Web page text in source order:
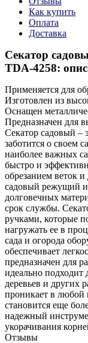
Как купить
Оплата
Доставка
Секатор
TDA-4258:
Применяется для
Изготовлен из
Оснащен
Предназначен для
Секатор садовый –
заботится о своем
наиболее важных
быстро и
обрезанием веток
садовый режущий
долговечных
срок службы.
ручками, которые
нагружать ее в
сада и огорода
обеспечивает
предназначен для
идеально подходит
деревьев и других
проникает в любой
становится еще
надежный
укорачивания
Отзывы